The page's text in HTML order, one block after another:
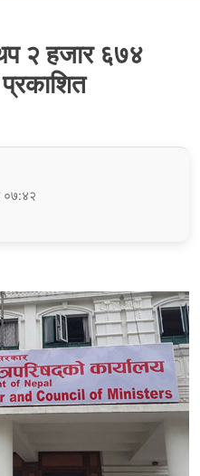
२ हजार ६७४
०७:४२